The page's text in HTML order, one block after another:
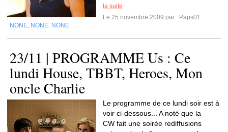
la suite
Le 25 novembre 2009 par
Paps01
NONE NONE NONE
23/11 | PROGRAMME Us : Ce
lundi House, TBBT, Heroes, Mon
oncle Charlie
Le programme de ce lundi soir est à
voir ci-dessous... A noté que la
CW fait une soirée rediffusions